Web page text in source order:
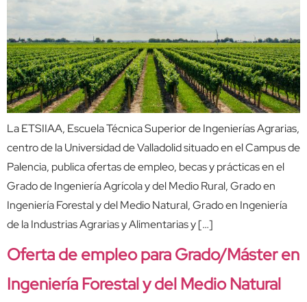
La ETSIIAA, Escuela Técnica Superior de Ingenierías Agrarias,
centro de la Universidad de Valladolid situado en el Campus de
Palencia, publica ofertas de empleo, becas y prácticas en el
Grado de Ingeniería Agrícola y del Medio Rural, Grado en
Ingeniería Forestal y del Medio Natural, Grado en Ingeniería
de la Industrias Agrarias y Alimentarias y […]
Oferta de empleo para Grado/Máster en
Ingeniería Forestal y del Medio Natural